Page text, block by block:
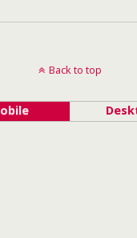
Back to top